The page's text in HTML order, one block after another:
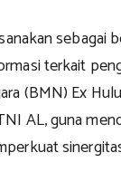
sebagai
terkait
(BMN) Ex
AL, guna